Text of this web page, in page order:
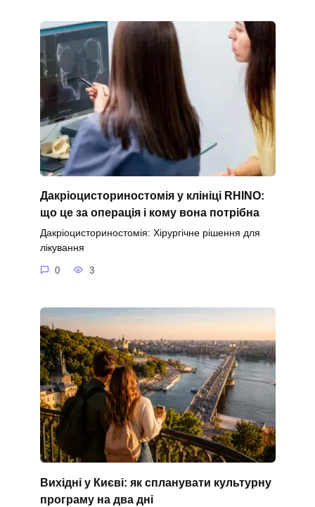
Дакріоцисториностомія у клініці RHINO:
що це за операція і кому вона потрібна
Дакріоцисториностомія: Хірургічне рішення для
лікування
0 3
Вихідні у Києві: як спланувати культурну
програму на два дні